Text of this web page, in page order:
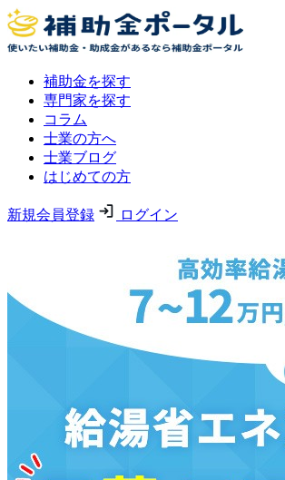
補助金を探す
専門家を探す
コラム
士業の方へ
士業ブログ
はじめての方
新規会員登録 ログイン